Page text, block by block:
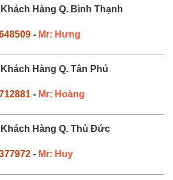
Hàng Q. Bình Thạnh
- Mr: Hưng
Hàng Q. Tân Phú
- Mr: Hoàng
Khách Hàng Q. Thủ Đức
- Mr: Huy